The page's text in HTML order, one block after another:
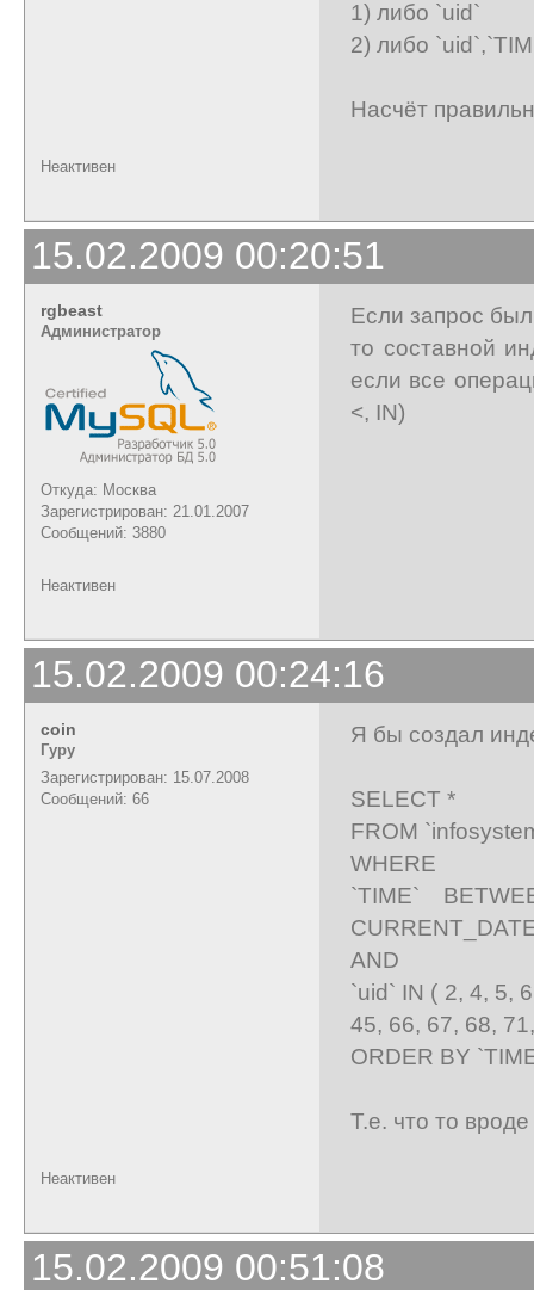
1) либо `uid`
2) либо
Насчёт
Неактивен
15.02.2009 00:20:51
rgbeast
Администратор
Откуда: Москва
Зарегистрирован: 21.01.2007
Сообщений: 3880
Если запрос
то составной
если все
<, IN)
Неактивен
15.02.2009 00:24:16
coin
Гуру
Зарегистрирован: 15.07.2008
Сообщений: 66
Я бы создал
SELECT *
FROM
WHERE
`TIME`
AND
`uid` IN ( 2, 4, 5,
45, 66, 67, 68,
ORDER BY
Т.е. что то
Неактивен
15.02.2009 00:51:08